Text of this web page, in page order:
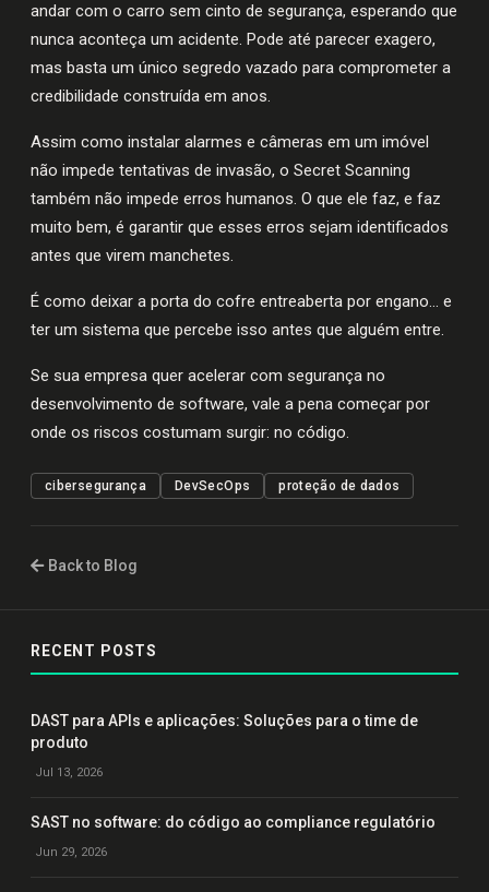
andar com o carro sem cinto de segurança, esperando que
nunca aconteça um acidente. Pode até parecer exagero,
mas basta um único segredo vazado para comprometer a
credibilidade construída em anos.
Assim como instalar alarmes e câmeras em um imóvel
não impede tentativas de invasão, o Secret Scanning
também não impede erros humanos. O que ele faz, e faz
muito bem, é garantir que esses erros sejam identificados
antes que virem manchetes.
É como deixar a porta do cofre entreaberta por engano... e
ter um sistema que percebe isso antes que alguém entre.
Se sua empresa quer acelerar com segurança no
desenvolvimento de software, vale a pena começar por
onde os riscos costumam surgir: no código.
cibersegurança DevSecOps proteção de dados
Back to Blog
RECENT POSTS
DAST para APIs e aplicações: Soluções para o time de
produto
Jul 13, 2026
SAST no software: do código ao compliance regulatório
Jun 29, 2026